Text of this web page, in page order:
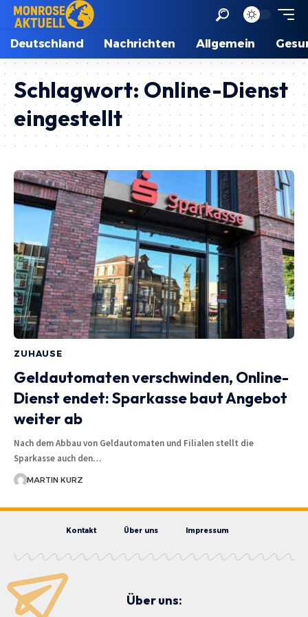
Deutschland Nachrichten Allgemein
Schlagwort:Online-Dienst
eingestellt
ZUHAUSE
Geldautomaten verschwinden, Online-
Dienst endet: Sparkasse baut Angebot
weiter ab
Nach dem Abbau von Geldautomaten und Filialen stellt die
Sparkasse auch den…
MARTIN KURZ
Kontakt Über uns Impressum
Über uns: